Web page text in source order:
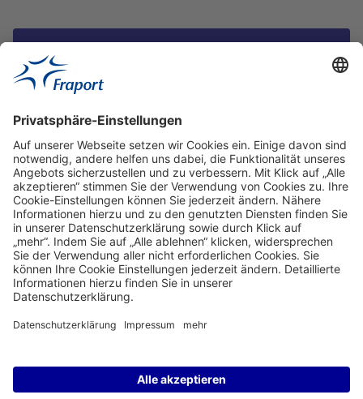
Ansprechpartner
Service
Frankfurt Airport
properties.socialType
properties.socialType
properties.socialType
properties.socialType
©2004-2026 Fraport AG Frankfurt Airport Services Worldwide